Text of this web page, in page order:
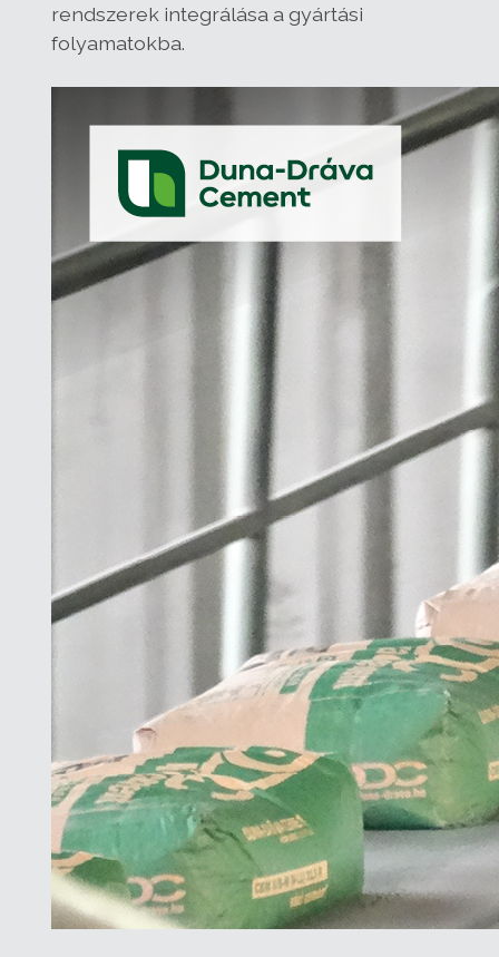
rendszerek integrálása a gyártási
folyamatokba.